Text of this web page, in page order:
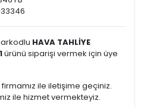
HAVA TAHLİYE
ürünü siparişi vermek için üye
ile iletişime geçiniz.
ile hizmet vermekteyiz.